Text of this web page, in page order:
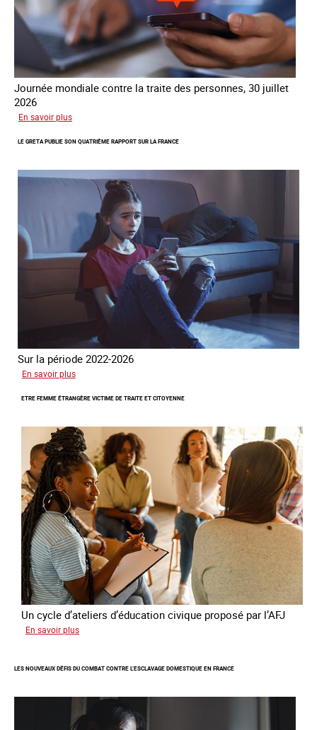
Journée mondiale contre la traite des personnes, 30 juillet
2026
En savoir plus
par
LE GRETA PUBLIE SON QUATRIÈME RAPPORT SUR LA FRANCE
Sur la période 2022-2026
En savoir plus
GRETA
son
quatrième
rapport
sur
la
France
ETRE FEMME ÉTRANGÈRE VICTIME DE TRAITE ET CITOYENNE
Un cycle d’ateliers d’éducation civique proposé par l’AFJ
En savoir plus
étrangère
de
traite
LES NOUVEAUX DÉFIS DU COMBAT CONTRE L’ESCLAVAGE DOMESTIQUE EN FRANCE